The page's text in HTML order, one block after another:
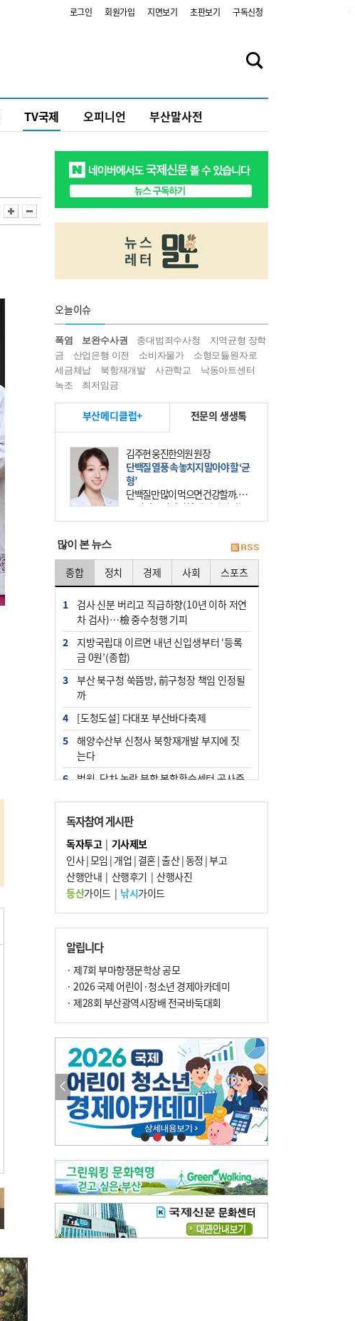
로그인 회원가입 지면보기 초판보기 구독신청
TV국제 오피니언 부산말사전
오늘이슈
폭염 보완수사권 중대범죄수사청
지역균형 장학
금
산업은행 이전 소비자물가
소형모듈원자로
세금체납
북항재개발 사관학교
낙동아트센터
녹조
최저임금
부산메디클럽+ 전문의 생생톡
김주현 웅진한의원 원장
단백질 열풍 속 놓치지 말아야 할 ‘균
형’
단백질만 많이 먹으면 건강할까. 요
즘 건강을 이야기할 때 빠지지 않는
키워드가 단백질이다. 헬스장을 다니
많이 본 뉴스
종합 정치 경제 사회 스포츠
1
검사 신분 버리고 직급하향(10년 이하 저연
차 검사)…檢 중수청행 기피
2
지방국립대 이르면 내년 신입생부터 ‘등록
금 0원’(종합)
3
부산 북구청 쑥뜸방, 前구청장 책임 인정될
까
4
[도청도설] 다대포 부산바다축제
5
해양수산부 신청사 북항재개발 부지에 짓
는다
6
법원, 단차 논란 북항 복합환승센터 공사중
7
지역 상권도 말라죽을 판이라…가뭄 속 밀
양물축제 강행 논란
8
통영시민 추석 전 35만 원 받는다
9
부산 철강공장 50대 노동자 추락사
10 국힘 부산시당, ‘정이한 조력’ 시의원 윤리
위에…‘한동훈 지지’도 신고접수
독자참여 게시판
독자투고| 기사제보
인사|모임 | 개업 | 결혼|출산|동정 |부고
산행안내 | 산행후기 | 산행사진
등산가이드| 낚시가이드
알립니다
· 제7회 부마항쟁문학상 공모
· 2026 국제 어린이·청소년 경제아카데미
· 제28회 부산광역시장배 전국바둑대회